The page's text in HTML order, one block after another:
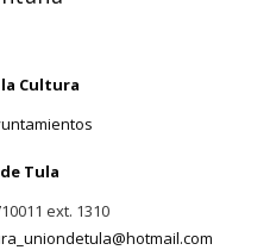
Cultura
Tula
ext. 1310